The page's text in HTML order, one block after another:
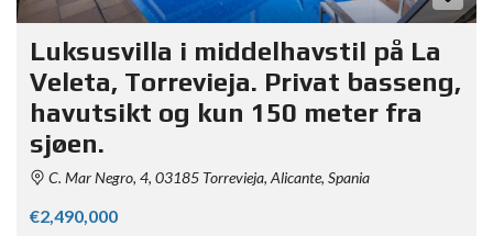
Luksusvilla i middelhavstil på La
Veleta, Torrevieja. Privat basseng,
havutsikt og kun 150 meter fra
sjøen.
C. Mar Negro, 4, 03185 Torrevieja, Alicante, Spania
€2,490,000